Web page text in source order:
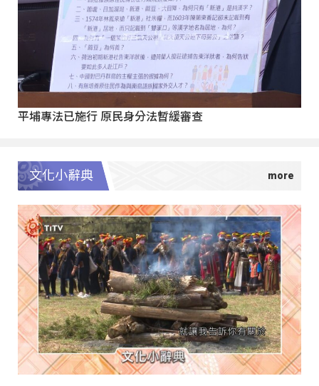
平埔專法已施行 原民身分法暫緩審查
文化小辭典